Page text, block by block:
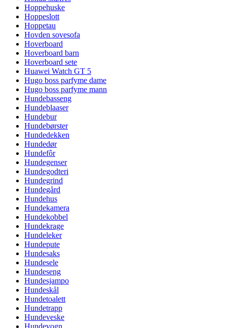
Hoppehuske
Hoppeslott
Hoppetau
Hovden sovesofa
Hoverboard
Hoverboard barn
Hoverboard sete
Huawei Watch GT 5
Hugo boss parfyme dame
Hugo boss parfyme mann
Hundebasseng
Hundeblaaser
Hundebur
Hundebørster
Hundedekken
Hundedør
Hundefôr
Hundegenser
Hundegodteri
Hundegrind
Hundegård
Hundehus
Hundekamera
Hundekobbel
Hundekrage
Hundeleker
Hundepute
Hundesaks
Hundesele
Hundeseng
Hundesjampo
Hundeskål
Hundetoalett
Hundetrapp
Hundeveske
Hundevogn